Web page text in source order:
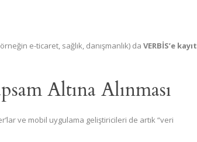
e-ticaret, sağlık, danışmanlık) da VERBİS’e kayıt
Altına Alınması
ve mobil uygulama geliştiricileri de artık “veri